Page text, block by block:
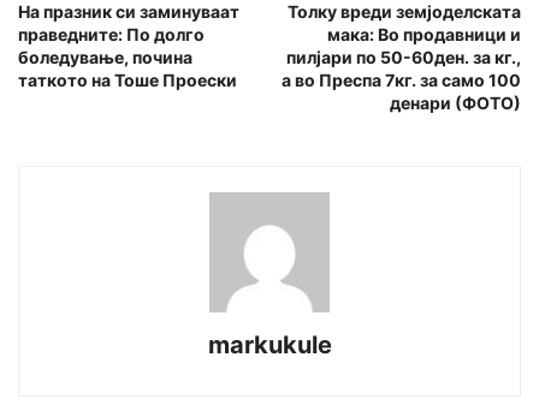
На празник си заминуваат
праведните: По долго
боледување, почина
таткото на Тоше Проески
Толку вреди земјоделската
мака: Во продавници и
пилјари по 50-60ден. за кг.,
а во Преспа 7кг. за само 100
денари (ФОТО)
markukule